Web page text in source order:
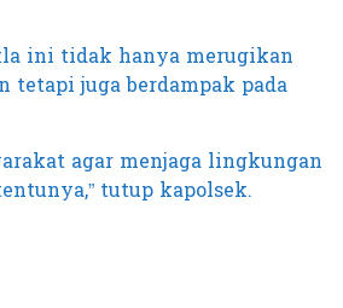
ini tidak hanya merugikan
tetapi juga berdampak pada
agar menjaga lingkungan
tutup kapolsek.